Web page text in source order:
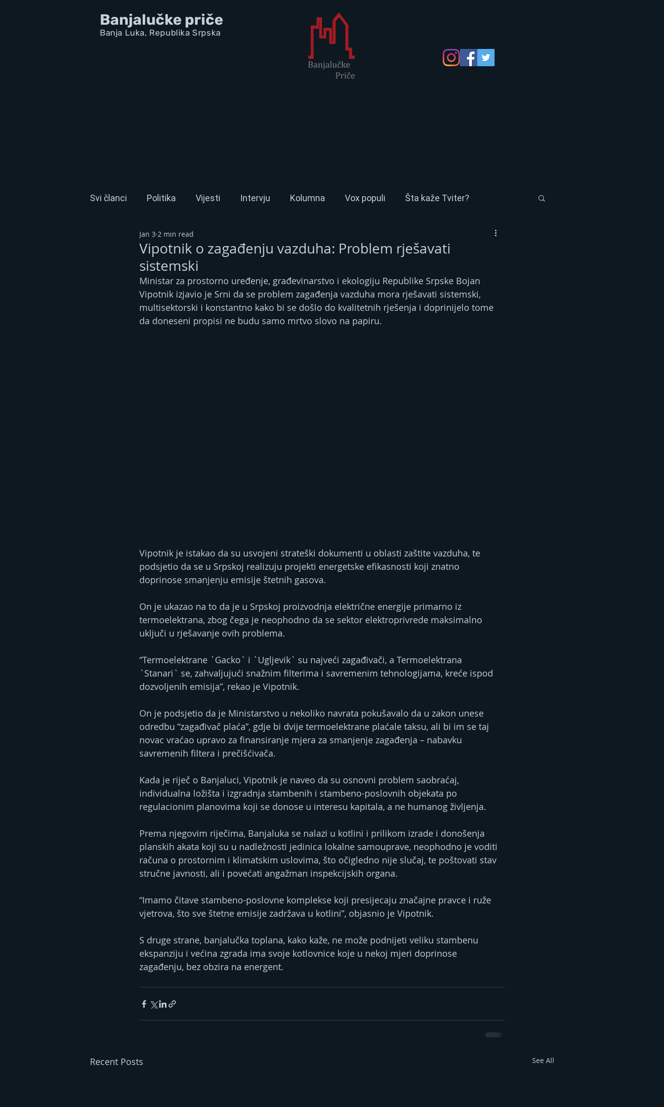
Banjalučke priče
Banja Luka, Republika Srpska
Svi članci Politika Vijesti Intervju Kolumna Vox populi Šta kaže Tviter?
Vipotnik o zagađenju vazduha: Problem rješavati
sistemski
Jan 3 2 min read
Ministar za prostorno uređenje, građevinarstvo i ekologiju Republike Srpske Bojan
Vipotnik izjavio je Srni da se problem zagađenja vazduha mora rješavati sistemski,
multisektorski i konstantno kako bi se došlo do kvalitetnih rješenja i doprinijelo tome
da doneseni propisi ne budu samo mrtvo slovo na papiru.
Vipotnik je istakao da su usvojeni strateški dokumenti u oblasti zaštite vazduha, te
podsjetio da se u Srpskoj realizuju projekti energetske efikasnosti koji znatno
doprinose smanjenju emisije štetnih gasova.
On je ukazao na to da je u Srpskoj proizvodnja električne energije primarno iz
termoelektrana, zbog čega je neophodno da se sektor elektroprivrede maksimalno
uključi u rješavanje ovih problema.
“Termoelektrane `Gacko` i `Ugljevik` su najveći zagađivači, a Termoelektrana
`Stanari` se, zahvaljujući snažnim filterima i savremenim tehnologijama, kreće ispod
dozvoljenih emisija”, rekao je Vipotnik.
On je podsjetio da je Ministarstvo u nekoliko navrata pokušavalo da u zakon unese
odredbu “zagađivač plaća”, gdje bi dvije termoelektrane plaćale taksu, ali bi im se taj
novac vraćao upravo za finansiranje mjera za smanjenje zagađenja – nabavku
savremenih filtera i prečišćivača.
Kada je riječ o Banjaluci, Vipotnik je naveo da su osnovni problem saobraćaj,
individualna ložišta i izgradnja stambenih i stambeno-poslovnih objekata po
regulacionim planovima koji se donose u interesu kapitala, a ne humanog življenja.
Prema njegovim riječima, Banjaluka se nalazi u kotlini i prilikom izrade i donošenja
planskih akata koji su u nadležnosti jedinica lokalne samouprave, neophodno je voditi
računa o prostornim i klimatskim uslovima, što očigledno nije slučaj, te poštovati stav
stručne javnosti, ali i povećati angažman inspekcijskih organa.
“Imamo čitave stambeno-poslovne komplekse koji presijecaju značajne pravce i ruže
vjetrova, što sve štetne emisije zadržava u kotlini”, objasnio je Vipotnik.
S druge strane, banjalučka toplana, kako kaže, ne može podnijeti veliku stambenu
ekspanziju i većina zgrada ima svoje kotlovnice koje u nekoj mjeri doprinose
zagađenju, bez obzira na energent.
Recent Posts See All